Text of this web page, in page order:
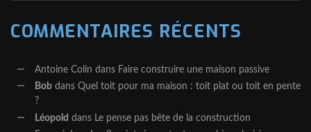
COMMENTAIRES RÉCENTS
Antoine Colin dans Faire construire une maison passive
Bob dans Quel toit pour ma maison : toit plat ou toit en pente
?
Léopold dans Le pense pas bête de la construction